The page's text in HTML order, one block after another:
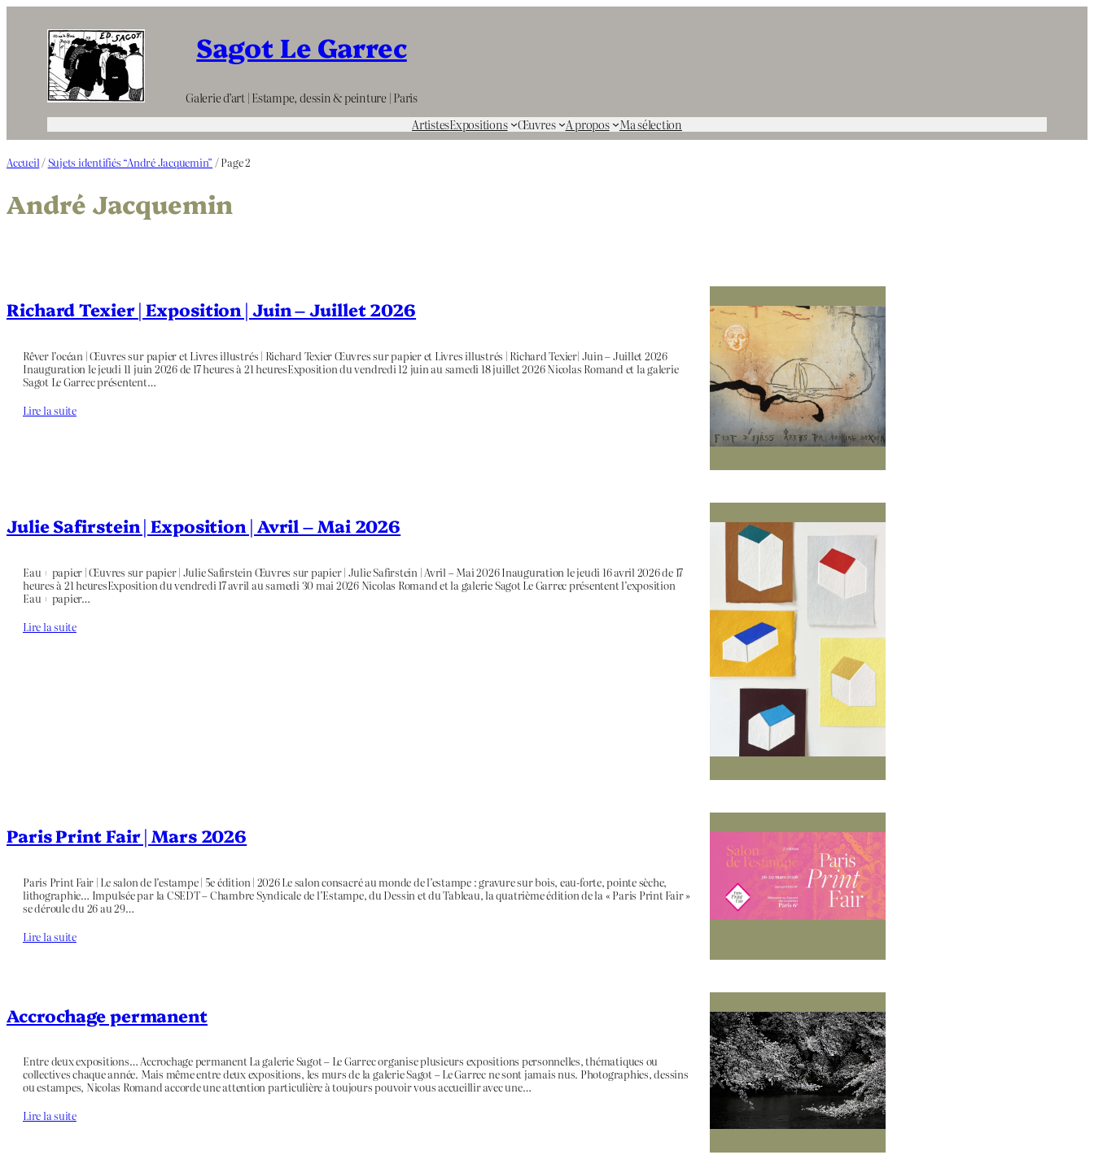
contenu
Sagot Le Garrec
Galerie d’art | Estampe, dessin & peinture | Paris
ArtistesExpositions Œuvres A propos Ma sélection
Accueil /Sujets identifiés “André Jacquemin” / Page 2
André Jacquemin
Richard Texier | Exposition | Juin – Juillet 2026
Rêver l’océan | Œuvres sur papier et Livres illustrés | Richard Texier Œuvres sur papier et Livres illustrés | Richard Texier| Juin – Juillet 2026
Inauguration le jeudi 11 juin 2026 de 17 heures à 21 heuresExposition du vendredi 12 juin au samedi 18 juillet 2026 Nicolas Romand et la galerie
Sagot Le Garrec présentent…
Lire la suite
Julie Safirstein | Exposition | Avril – Mai 2026
Eau + papier | Œuvres sur papier | Julie Safirstein Œuvres sur papier | Julie Safirstein | Avril – Mai 2026 Inauguration le jeudi 16 avril 2026 de 17
heures à 21 heuresExposition du vendredi 17 avril au samedi 30 mai 2026 Nicolas Romand et la galerie Sagot Le Garrec présentent l’exposition
Eau + papier…
Lire la suite
Paris Print Fair | Mars 2026
Paris Print Fair | Le salon de l’estampe | 5e édition | 2026 Le salon consacré au monde de l’estampe : gravure sur bois, eau-forte, pointe sèche,
lithographie… Impulsée par la CSEDT – Chambre Syndicale de l’Estampe, du Dessin et du Tableau, la quatrième édition de la « Paris Print Fair »
se déroule du 26 au 29…
Lire la suite
Accrochage permanent
Entre deux expositions… Accrochage permanent La galerie Sagot – Le Garrec organise plusieurs expositions personnelles, thématiques ou
collectives chaque année. Mais même entre deux expositions, les murs de la galerie Sagot – Le Garrec ne sont jamais nus. Photographies, dessins
ou estampes, Nicolas Romand accorde une attention particulière à toujours pouvoir vous accueillir avec une…
Lire la suite